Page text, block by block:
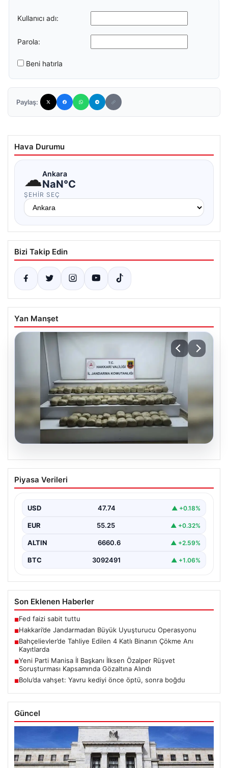
Kullanıcı adı:
Parola:
Beni hatırla
Paylaş:
Hava Durumu
☁Ankara
NaN°C
ŞEHIR SEÇ
Bizi Takip Edin
Yan Manşet
07.08.2026
Hakkari’de Jandarmadan Büyük
Uyuşturucu Operasyonu
gerçekleştirilen başarılı bir operasyonda, yüklü miktarda
esrar ele geçirildi.…
Piyasa Verileri
USD 47.74 ▲ +0.18%
EUR 55.25 ▲ +0.32%
ALTIN 6660.6 ▲ +2.59%
BTC 3092491 ▲ +1.06%
Son Eklenen Haberler
■Fed faizi sabit tuttu
■Hakkari’de Jandarmadan Büyük Uyuşturucu Operasyonu
■Bahçelievler’de Tahliye Edilen 4 Katlı Binanın Çökme Anı
Kayıtlarda
■Yeni Parti Manisa İl Başkanı İlksen Özalper Rüşvet
Soruşturması Kapsamında Gözaltına Alındı
■Bolu’da vahşet: Yavru kediyi önce öptü, sonra boğdu
Güncel